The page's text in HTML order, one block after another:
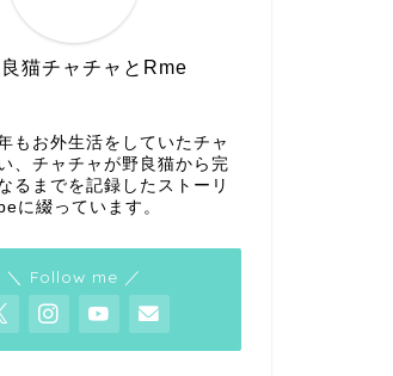
猫チャチャとRme
もお外生活をしていたチャ
、チャチャが野良猫から完
るまでを記録したストーリ
に綴っています。
＼ Follow me ／